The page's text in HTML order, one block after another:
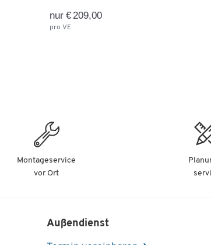
nur € 209,00
pro VE
Montageservice
vor Ort
Außendienst